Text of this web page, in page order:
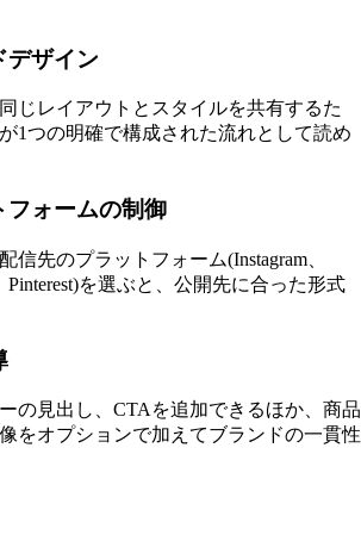
デザイン
じレイアウトとスタイルを共有するた
1つの明確で構成された流れとして読め
フォームの制御
信先のプラットフォーム(Instagram、
Pinterest)を選ぶと、公開先に合った形式
の見出し、CTAを追加できるほか、商品
をオプションで加えてブランドの一貫性